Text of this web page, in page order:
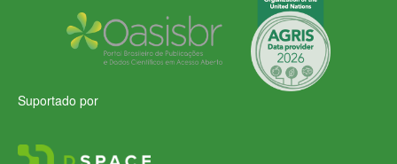
Suportado por